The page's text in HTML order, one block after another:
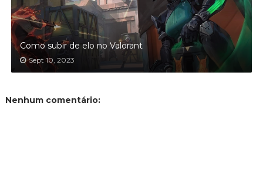
Como subir de elo no Valorant
Sept 10, 2023
Nenhum comentário: